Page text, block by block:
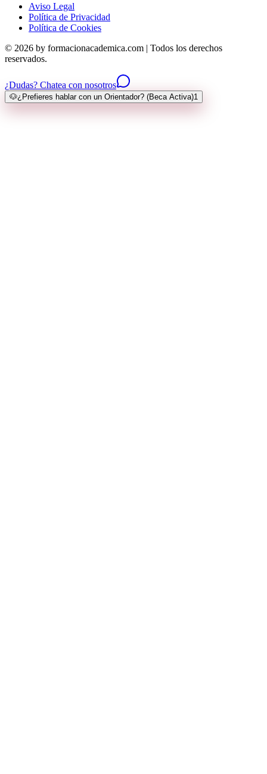
Aviso Legal
Política de Privacidad
Política de Cookies
© 2026 by formacionacademica.com | Todos los derechos
reservados.
¿Dudas? Chatea con nosotros
🐶¿Prefieres hablar con un Orientador? (Beca Activa)1